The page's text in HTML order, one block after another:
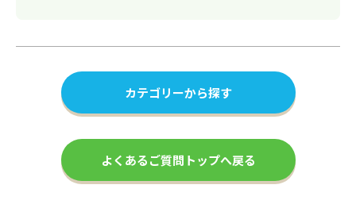
カテゴリーから探す
よくあるご質問トップへ戻る